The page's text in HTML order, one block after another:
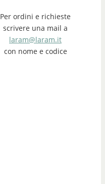
Per ordini e richieste
scrivere una mail a
laram@laram.it
con nome e codice